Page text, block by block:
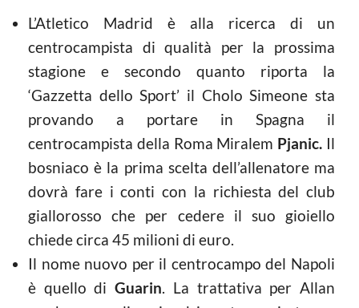
L’Atletico Madrid è alla ricerca di un
centrocampista di qualità per la prossima
stagione e secondo quanto riporta la
‘Gazzetta dello Sport’ il Cholo Simeone sta
provando a portare in Spagna il
centrocampista della Roma Miralem Pjanic. Il
bosniaco è la prima scelta dell’allenatore ma
dovrà fare i conti con la richiesta del club
giallorosso che per cedere il suo gioiello
chiede circa 45 milioni di euro.
Il nome nuovo per il centrocampo del Napoli
è quello diGuarin. La trattativa per Allan